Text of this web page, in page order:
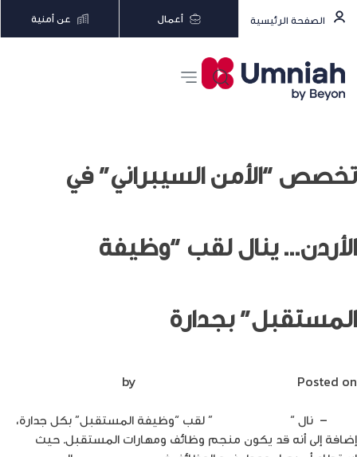
الصفحة الرئيسية أعمال عن أمنية
تخصص “الأمن السيبراني” في
الأردن… ينال لقب “وظيفة
المستقبل” بجدارة
Posted on
– نال “
” لقب “وظيفة المستقبل” بكل جدارة،
إضافة إلى أنه قد يكون منجم وظائف ومهارات المستقبل. حيث